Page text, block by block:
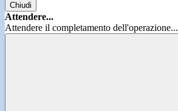
Chiudi
Attendere...
Attendere il completamento dell'operazione...